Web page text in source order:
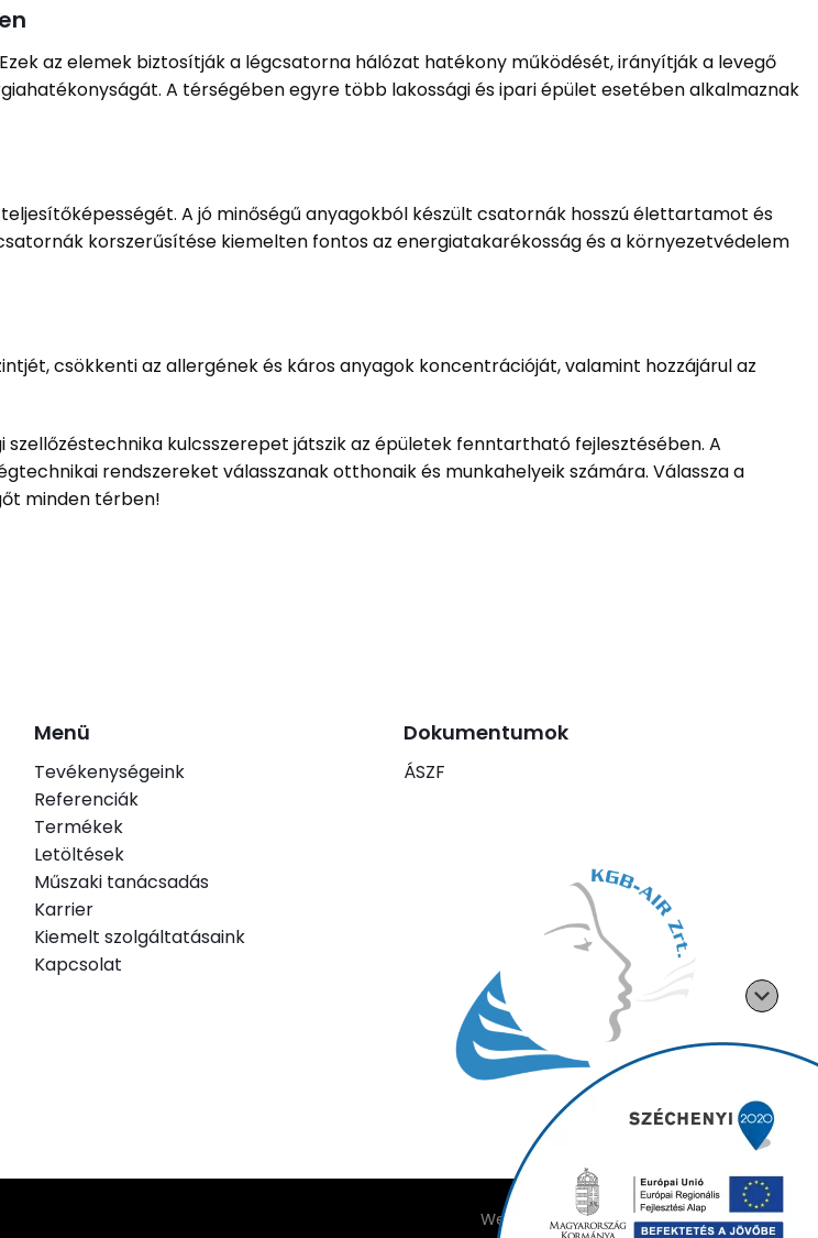
az elemek biztosítják a légcsatorna hálózat hatékony működését, irányítják a levegő
A térségében egyre több lakossági és ipari épület esetében alkalmaznak
A jó minőségű anyagokból készült csatornák hosszú élettartamot és
korszerűsítése kiemelten fontos az energiatakarékosság és a környezetvédelem
csökkenti az allergének és káros anyagok koncentrációját, valamint hozzájárul az
kulcsszerepet játszik az épületek fenntartható fejlesztésében. A
rendszereket válasszanak otthonaik és munkahelyeik számára. Válassza a
minden térben!
Menü
Tevékenységeink
Referenciák
Termékek
Letöltések
Műszaki tanácsadás
Karrier
Kiemelt szolgáltatásaink
Kapcsolat
Dokumentumok
ÁSZF
Weboldalt készítette: